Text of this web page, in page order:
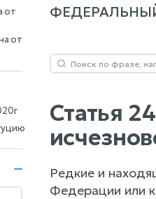
от
от
Статья
Редкие и
Федерации или